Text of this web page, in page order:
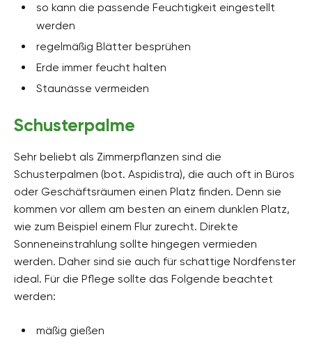
so kann die passende Feuchtigkeit eingestellt
werden
regelmäßig Blätter besprühen
Erde immer feucht halten
Staunässe vermeiden
Schusterpalme
Sehr beliebt als Zimmerpflanzen sind die
Schusterpalmen (bot. Aspidistra), die auch oft in Büros
oder Geschäftsräumen einen Platz finden. Denn sie
kommen vor allem am besten an einem dunklen Platz,
wie zum Beispiel einem Flur zurecht. Direkte
Sonneneinstrahlung sollte hingegen vermieden
werden. Daher sind sie auch für schattige Nordfenster
ideal. Für die Pflege sollte das Folgende beachtet
werden:
mäßig gießen